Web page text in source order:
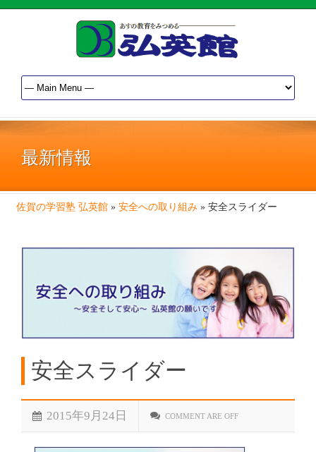
最新情報
佐賀の学習塾 弘英館 » 安全への取り組み » 安全スライダー
安全スライダー
2015年9月24日 COMMENT ARE OFF